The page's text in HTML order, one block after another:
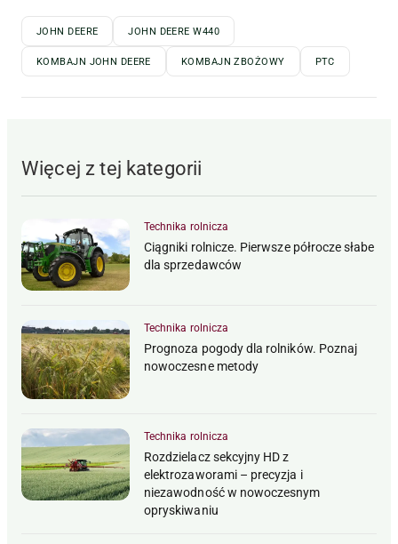
JOHN DEERE JOHN DEERE W440
KOMBAJN JOHN DEERE KOMBAJN ZBOŻOWY PTC
Więcej z tej kategorii
Technika rolnicza
Ciągniki rolnicze. Pierwsze półrocze słabe
dla sprzedawców
Technika rolnicza
Prognoza pogody dla rolników. Poznaj
nowoczesne metody
Technika rolnicza
Rozdzielacz sekcyjny HD z
elektrozaworami – precyzja i
niezawodność w nowoczesnym
opryskiwaniu